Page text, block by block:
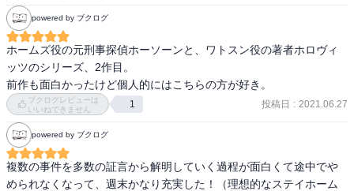
powered by ブクログ
ホームズ役の元刑事探偵ホーソーンと、ワトスン役の著者ホロヴィ
ッツのシリーズ、2作目。
前作も面白かったけど個人的にはこちらの方が好き。
ブクログレビューは
いいねできません
1 投稿日 : 2021.06.27
powered by ブクログ
複数の事件を多数の証言から解明していく過程が面白くて途中でや
められなくなって、週末かなり充実した！（理想的なステイホーム